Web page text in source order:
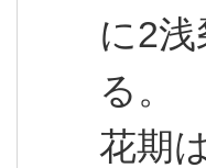
に2
る。
花期